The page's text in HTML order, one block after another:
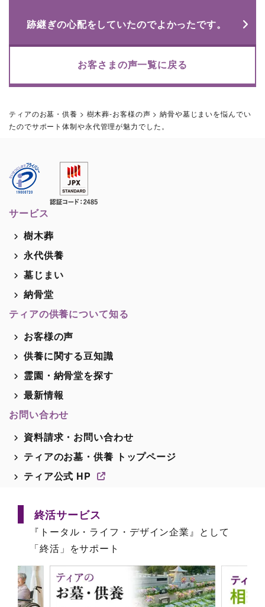
お客さまの声一覧に戻る
跡継ぎの心配をしていたのでよかったです。
ティアのお墓・供養 > 樹木葬-お客様の声 > 納骨や墓じまいを悩んでい
たのでサポート体制や永代管理が魅力でした。
サービス
樹木葬
永代供養
墓じまい
納骨堂
ティアの供養について知る
お客様の声
供養に関する豆知識
霊園・納骨堂を探す
最新情報
お問い合わせ
資料請求・お問い合わせ
ティアのお墓・供養 トップページ
ティア公式 HP
終活サービス
『トータル・ライフ・デザイン企業』として
「終活」をサポート